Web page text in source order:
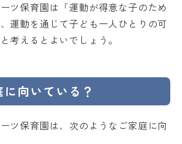
ツ保育園は「運動が得意な子のため
運動を通じて子ども一人ひとりの可
考えるとよいでしょう。
向いている？
ツ保育園は、次のようなご家庭に向